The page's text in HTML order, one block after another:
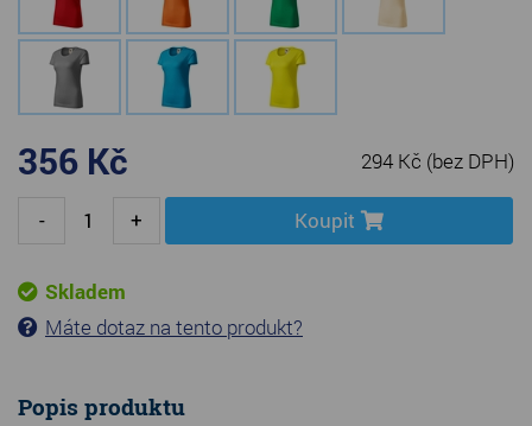
356 Kč 294 Kč (bez DPH)
- + Koupit
Skladem
Máte dotaz na tento produkt?
Popis produktu